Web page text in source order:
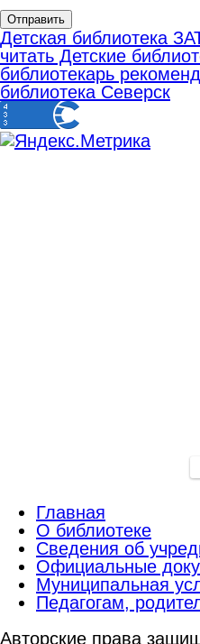
Отправить
Детская библиотека
читать Детские
библиотекарь
библиотека Северск
Главная
О библиотеке
Сведения об
Официальные
Муниципальная
Педагогам,
Авторские права